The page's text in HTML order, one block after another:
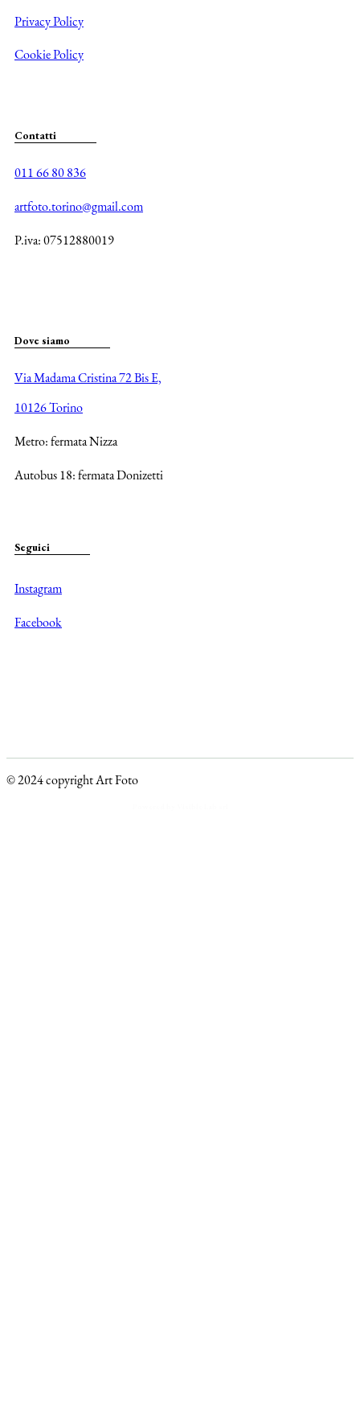
Privacy Policy
Cookie Policy
Contatti
011 66 80 836
artfoto.torino@gmail.com
P.iva: 07512880019
Dove siamo
Via Madama Cristina 72 Bis E,
10126 Torino
Metro: fermata Nizza
Autobus 18: fermata Donizetti
Seguici
Instagram
Facebook
© 2024 copyright Art Foto